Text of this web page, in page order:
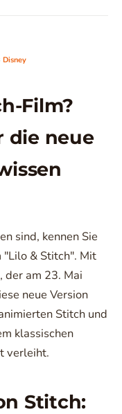
Disney
Film?
die neue
sind, kennen Sie
& Stitch". Mit
der am 23. Mai
neue Version
Stitch und
klassischen
verleiht.
Stitch: